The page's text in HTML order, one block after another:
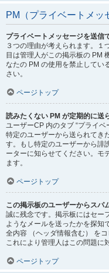
PM（プライベートメッ
プライベートメッセージを送信
３つの理由が考えられます。１
目は管理人がこの掲示板の PM
なたの PM の使用を禁止してい
さい。
ページトップ
読みたくない PM が定期的に送
ユーザーCP 内のタブ “プライベ
特定のユーザーから送られてき
す。もし特定のユーザーから誹
ーターに知らせてください。モ
ます。
ページトップ
この掲示板のユーザーからスパ
誠に残念です。掲示板にはセー
ようなメールを送ったかを探知
全内容 （ヘッダ情報含む） を
これにより管理人はこの問題に
ページトップ